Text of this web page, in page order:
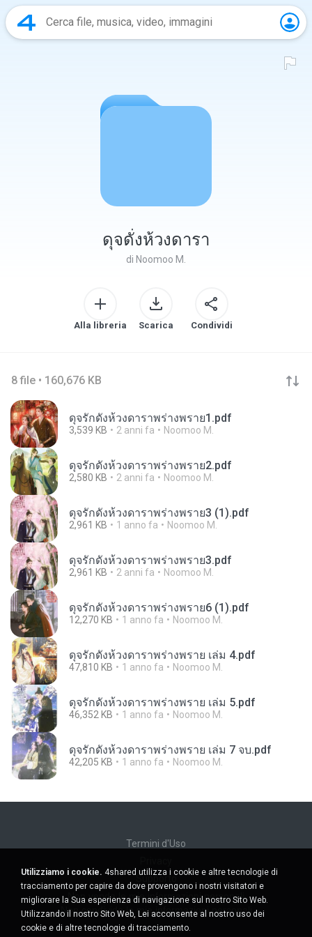
ดุจดั่งห้วงดารา
di Noomoo M.
Alla libreria Scarica Condividi
8 file • 160,676 KB
ดุจรักดั่งห้วงดาราพร่างพราย1.pdf
3,539 KB 2 anni fa Noomoo M.
ดุจรักดั่งห้วงดาราพร่างพราย2.pdf
2,580 KB 2 anni fa Noomoo M.
ดุจรักดั่งห้วงดาราพร่างพราย3 (1).pdf
2,961 KB 1 anno fa Noomoo M.
ดุจรักดั่งห้วงดาราพร่างพราย3.pdf
2,961 KB 2 anni fa Noomoo M.
ดุจรักดั่งห้วงดาราพร่างพราย6 (1).pdf
12,270 KB 1 anno fa Noomoo M.
ดุจรักดั่งห้วงดาราพร่างพราย เล่ม 4.pdf
47,810 KB 1 anno fa Noomoo M.
ดุจรักดั่งห้วงดาราพร่างพราย เล่ม 5.pdf
46,352 KB 1 anno fa Noomoo M.
ดุจรักดั่งห้วงดาราพร่างพราย เล่ม 7 จบ.pdf
42,205 KB 1 anno fa Noomoo M.
Termini d'Uso
Supporto
Non venda le mie informazioni personali
Non condivida le mie informazioni personali
Utilizziamo i cookie. 4shared utilizza i cookie e altre tecnologie di
tracciamento per capire da dove provengono i nostri visitatori e
migliorare la Sua esperienza di navigazione sul nostro Sito Web.
Utilizzando il nostro Sito Web, Lei acconsente al nostro uso dei
cookie e di altre tecnologie di tracciamento.